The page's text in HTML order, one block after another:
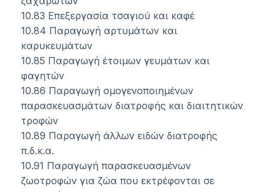
10.83 Επεξεργασία τσαγιού και καφέ
10.84 Παραγωγή αρτυμάτων και
καρυκευμάτων
10.85 Παραγωγή έτοιμων γευμάτων και
φαγητών
10.86 Παραγωγή ομογενοποιημένων
παρασκευασμάτων διατροφής και διαιτητικών
τροφών
10.89 Παραγωγή άλλων ειδών διατροφής
π.δ.κ.α.
10.91 Παραγωγή παρασκευασμένων
ζωοτροφών για ζώα που εκτρέφονται σε